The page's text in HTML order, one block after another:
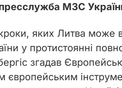
МЗС
яких Литва може
у протистоянні
згадав
європейським